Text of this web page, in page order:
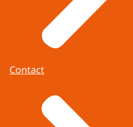
Contact